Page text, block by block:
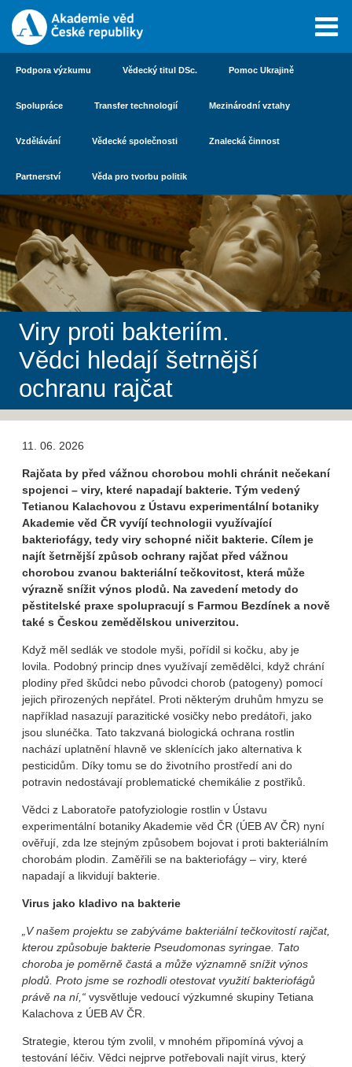
Podpora výzkumu Vědecký titul DSc. Pomoc Ukrajině
Spolupráce Transfer technologií Mezinárodní vztahy
Vzdělávání Vědecké společnosti Znalecká činnost
Partnerství Věda pro tvorbu politik
Viry proti bakteriím.
Vědci hledají šetrnější
ochranu rajčat
11. 06. 2026
Rajčata by před vážnou chorobou mohli chránit nečekaní
spojenci – viry, které napadají bakterie. Tým vedený
Tetianou Kalachovou z Ústavu experimentální botaniky
Akademie věd ČR vyvíjí technologii využívající
bakteriofágy, tedy viry schopné ničit bakterie. Cílem je
najít šetrnější způsob ochrany rajčat před vážnou
chorobou zvanou bakteriální tečkovitost, která může
výrazně snížit výnos plodů. Na zavedení metody do
pěstitelské praxe spolupracují s Farmou Bezdínek a nově
také s Českou zemědělskou univerzitou.
Když měl sedlák ve stodole myši, pořídil si kočku, aby je
lovila. Podobný princip dnes využívají zemědělci, když chrání
plodiny před škůdci nebo původci chorob (patogeny) pomocí
jejich přirozených nepřátel. Proti některým druhům hmyzu se
například nasazují parazitické vosičky nebo predátoři, jako
jsou slunéčka. Tato takzvaná biologická ochrana rostlin
nachází uplatnění hlavně ve sklenících jako alternativa k
pesticidům. Díky tomu se do životního prostředí ani do
potravin nedostávají problematické chemikálie z postřiků.
Vědci z Laboratoře patofyziologie rostlin v Ústavu
experimentální botaniky Akademie věd ČR (ÚEB AV ČR) nyní
ověřují, zda lze stejným způsobem bojovat i proti bakteriálním
chorobám plodin. Zaměřili se na bakteriofágy – viry, které
napadají a likvidují bakterie.
Virus jako kladivo na bakterie
„V našem projektu se zabýváme bakteriální tečkovitostí rajčat,
kterou způsobuje bakterie Pseudomonas syringae. Tato
choroba je poměrně častá a může významně snížit výnos
plodů. Proto jsme se rozhodli otestovat využití bakteriofágů
právě na ní,“ vysvětluje vedoucí výzkumné skupiny Tetiana
Kalachova z ÚEB AV ČR.
Strategie, kterou tým zvolil, v mnohém připomíná vývoj a
testování léčiv. Vědci nejprve potřebovali najít virus, který